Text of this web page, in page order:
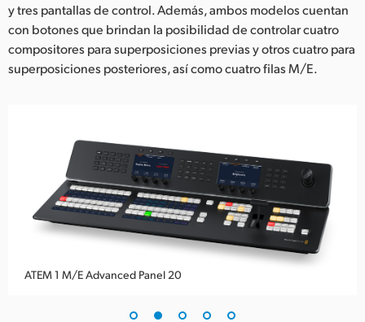
United States
y tres pantallas de control. Además, ambos modelos cuentan
con botones que brindan la posibilidad de controlar cuatro
compositores para superposiciones previas y otros cuatro para
superposiciones posteriores, así como cuatro filas M/E.
ATEM 1 M/E Advanced Panel 20